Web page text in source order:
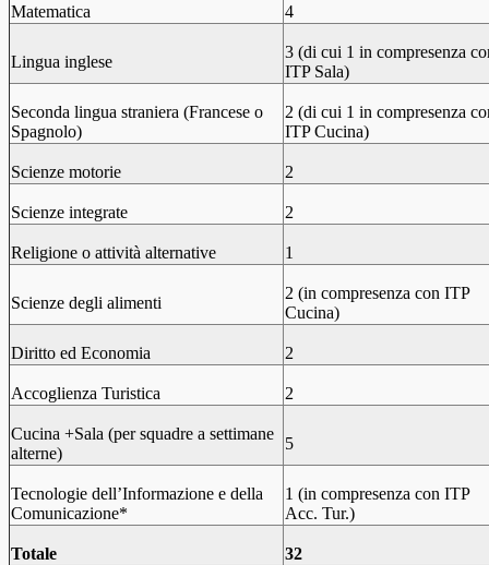
Matematica 4
Lingua inglese
3 (di cui 1 in compresenza
ITP Sala)
Seconda lingua straniera (Francese o
Spagnolo)
2 (di cui 1 in compresenza
ITP Cucina)
Scienze motorie 2
Scienze integrate 2
Religione o attività alternative 1
Scienze degli alimenti
2 (in compresenza con ITP
Cucina)
Diritto ed Economia 2
Accoglienza Turistica 2
Cucina +Sala (per squadre a settimane
alterne)
5
Tecnologie dell’Informazione e della
Comunicazione*
1 (in compresenza con ITP
Acc. Tur.)
Totale 32